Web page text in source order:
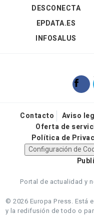
DESCONECTA
EPDATA.ES
INFOSALUS
Contacto Aviso
Oferta de
Política de
Configuración de
Portal de actualidad y
© 2026 Europa Press. Está
y la redifusión de todo o